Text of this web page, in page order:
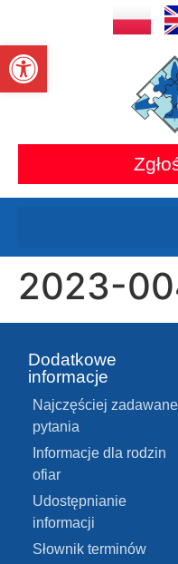
Otwórz pasek narzędzi
2023-
Dodatkowe
informacje
Najczęściej zadawane
pytania
Informacje dla rodzin
ofiar
Udostępnianie
informacji
Słownik terminów